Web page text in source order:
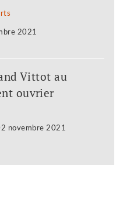
2021
Vittot au
ouvrier
novembre 2021